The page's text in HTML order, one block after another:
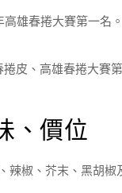
雄春捲大賽第一名。
、價位
辣椒、芥末、黑胡椒